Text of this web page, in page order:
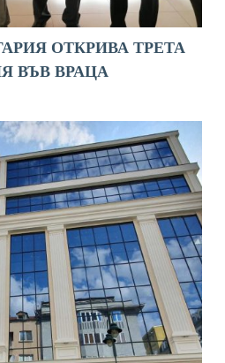
ОТКРИВА ТРЕТА
ВЪВ ВРАЦА